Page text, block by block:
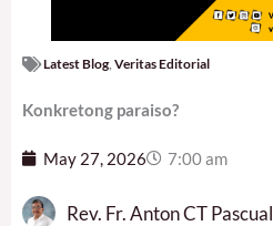
Latest Blog Veritas Editorial
Konkretong paraiso?
May 27, 2026 7:00 am
Rev. Fr. Anton CT Pascual